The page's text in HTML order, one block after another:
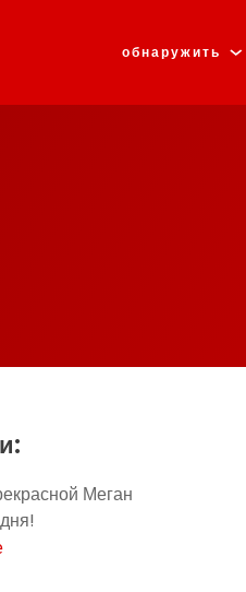
обнаружить
Меган